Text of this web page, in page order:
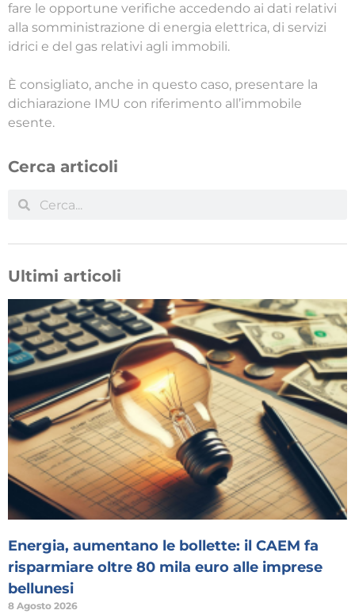
fare le opportune verifiche accedendo ai dati relativi
alla somministrazione di energia elettrica, di servizi
idrici e del gas relativi agli immobili.
È consigliato, anche in questo caso, presentare la
dichiarazione IMU con riferimento all’immobile
esente.
Cerca articoli
Ultimi articoli
Energia, aumentano le bollette: il CAEM fa
risparmiare oltre 80 mila euro alle imprese
bellunesi
8 Agosto 2026